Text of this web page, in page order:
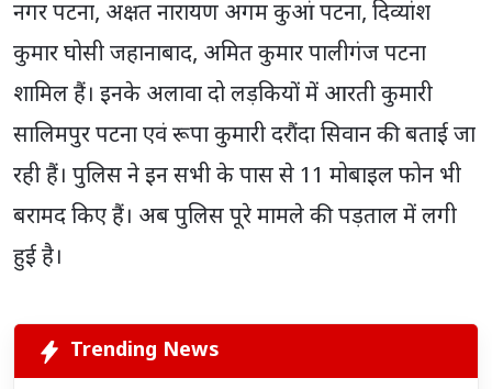
नगर पटना, अक्षत नारायण अगम कुआं पटना, दिव्यांश
कुमार घोसी जहानाबाद, अमित कुमार पालीगंज पटना
शामिल हैं। इनके अलावा दो लड़कियों में आरती कुमारी
सालिमपुर पटना एवं रूपा कुमारी दरौंदा सिवान की बताई जा
रही हैं। पुलिस ने इन सभी के पास से 11 मोबाइल फोन भी
बरामद किए हैं। अब पुलिस पूरे मामले की पड़ताल में लगी
हुई है।
Trending News